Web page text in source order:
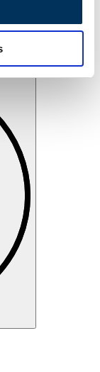
zu Ihrer
für
Unsere
mit
der Dienste